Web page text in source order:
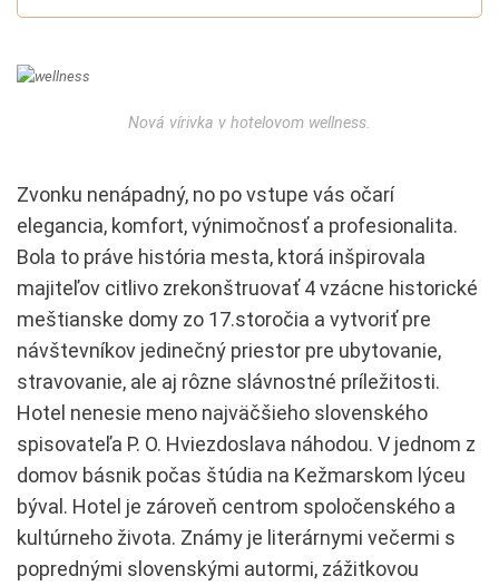
Nová vírivka v hotelovom wellness.
Zvonku nenápadný, no po vstupe vás očarí
elegancia, komfort, výnimočnosť a profesionalita.
Bola to práve história mesta, ktorá inšpirovala
majiteľov citlivo zrekonštruovať 4 vzácne historické
meštianske domy zo 17.storočia a vytvoriť pre
návštevníkov jedinečný priestor pre ubytovanie,
stravovanie, ale aj rôzne slávnostné príležitosti.
Hotel nenesie meno najväčšieho slovenského
spisovateľa P. O. Hviezdoslava náhodou. V jednom z
domov básnik počas štúdia na Kežmarskom lýceu
býval. Hotel je zároveň centrom spoločenského a
kultúrneho života. Známy je literárnymi večermi s
poprednými slovenskými autormi, zážitkovou